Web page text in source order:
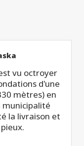
vu octroyer
d'une
mètres) en
municipalité
la livraison et